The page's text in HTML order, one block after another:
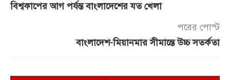
বিশ্বকাপের আগ পর্যন্ত বাংলাদেশের যত খেলা
পরের পোস্ট
বাংলাদেশ-মিয়ানমার সীমান্তে উচ্চ সতর্কতা